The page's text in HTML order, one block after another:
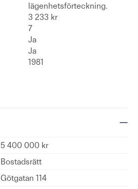
lägenhetsförteckning.
3 233 kr
7
Ja
Ja
1981
5 400 000 kr
Bostadsrätt
Götgatan 114